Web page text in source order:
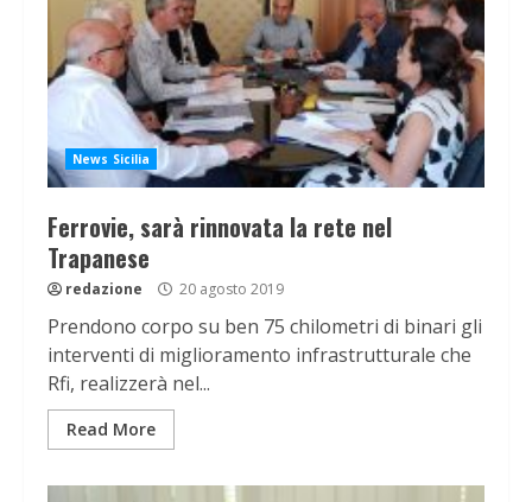
News Sicilia
Ferrovie, sarà rinnovata la rete nel
Trapanese
redazione 20 agosto 2019
Prendono corpo su ben 75 chilometri di binari gli
interventi di miglioramento infrastrutturale che
Rfi, realizzerà nel...
Read More